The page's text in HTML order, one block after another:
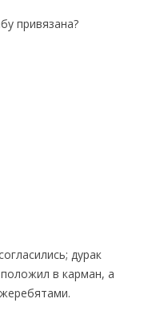
привязана?
дурак
в карман, а